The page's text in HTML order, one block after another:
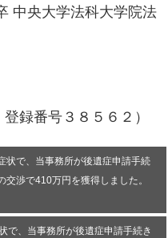
中央大学法科大学院法
録番号３８５６２）
で、当事務所が後遺症申請手続
渉で410万円を獲得しました。
で、当事務所が後遺症申請手続き